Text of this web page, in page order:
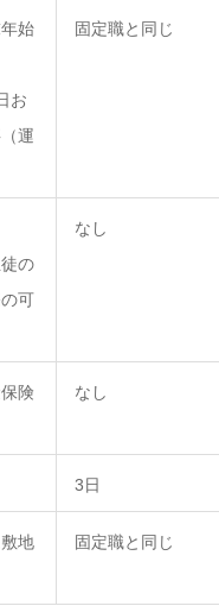
始
お
運
固定職と同じ
の
可
なし
険
なし
3日
地
固定職と同じ